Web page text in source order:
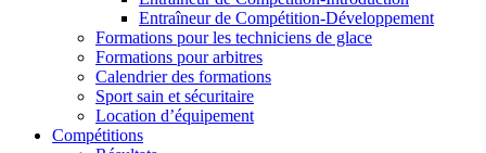
Entraîneur de Compétition-Développement
Formations pour les techniciens de glace
Formations pour arbitres
Calendrier des formations
Sport sain et sécuritaire
Location d’équipement
Compétitions